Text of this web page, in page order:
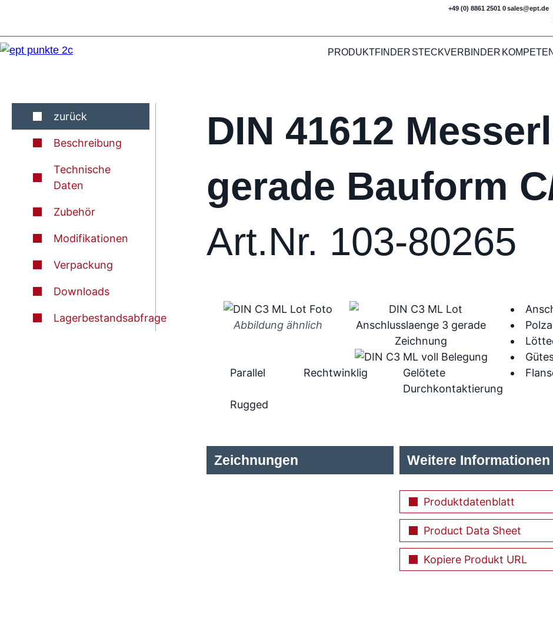
+49 (0) 8861 2501 0sales@ept.de
PRODUKTFINDER STECKVERBINDER
zurück
Beschreibung
Technische
Daten
Zubehör
Modifikationen
Verpackung
Downloads
Lagerbestandsabfrage
DIN 41612
gerade Bauform
Art.Nr. 103-80265
Abbildung ähnlich
Parallel Rechtwinklig
Gelötete
Durchkontaktierung
Rugged
Zeichnungen Weitere Informationen
Produktdatenblatt
Product Data Sheet
Kopiere Produkt URL